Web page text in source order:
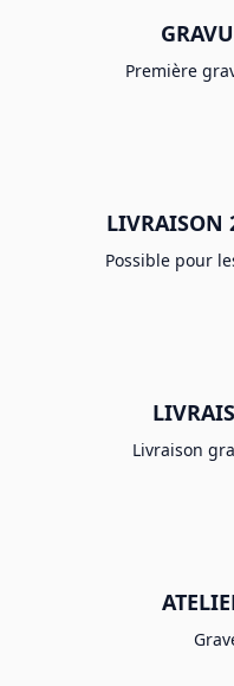
Première
LIVRAISON
Possible pour
Livraison